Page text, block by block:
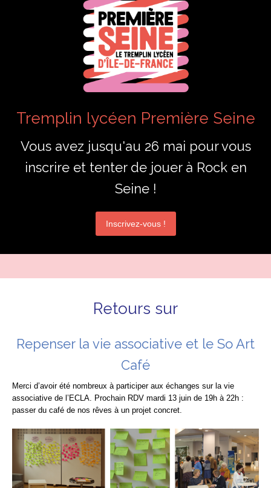
Tremplin lycéen Première Seine
Vous avez jusqu'au 26 mai pour vous
inscrire et tenter de jouer à Rock en
Seine !
Inscrivez-vous !
Retours sur
Repenser la vie associative et le So Art
Café
Merci d’avoir été nombreux à participer aux échanges sur la vie
associative de l’ECLA. Prochain RDV mardi 13 juin de 19h à 22h :
passer du café de nos rêves à un projet concret.